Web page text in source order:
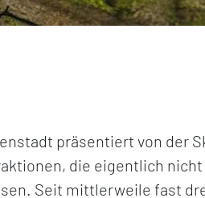
präsentiert von der
die eigentlich nicht
Seit mittlerweile fast